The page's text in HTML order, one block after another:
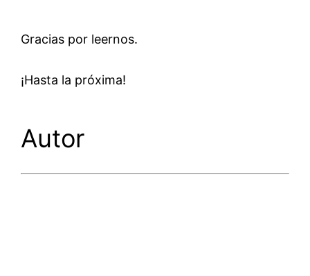
Gracias por leernos.
¡Hasta la próxima!
Autor